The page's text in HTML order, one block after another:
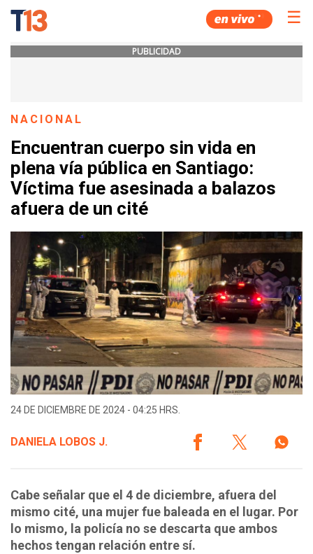
☰
PUBLICIDAD
NACIONAL
Encuentran cuerpo sin vida en
plena vía pública en Santiago:
Víctima fue asesinada a balazos
afuera de un cité
24 DE DICIEMBRE DE 2024 - 04:25 HRS.
DANIELA LOBOS J.
Cabe señalar que el 4 de diciembre, afuera del
mismo cité, una mujer fue baleada en el lugar. Por
lo mismo, la policía no se descarta que ambos
hechos tengan relación entre sí.